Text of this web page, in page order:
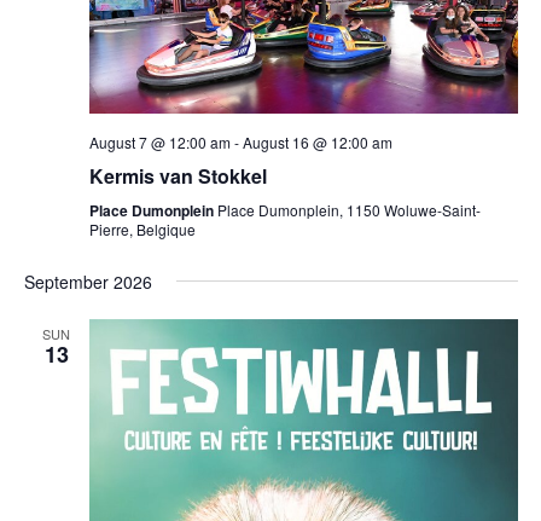
August 7 @ 12:00 am-August 16 @ 12:00 am
Kermis van Stokkel
Place Dumonplein Place Dumonplein, 1150 Woluwe-Saint-
Pierre, Belgique
September 2026
SUN
13